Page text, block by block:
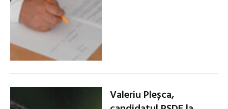
Valeriu Pleșca,